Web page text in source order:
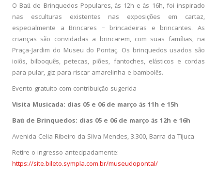
O Baú de Brinquedos Populares, às 12h e às 16h, foi inspirado
nas esculturas existentes nas exposições em cartaz,
especialmente a Brincares – brincadeiras e brincantes. As
crianças são convidadas a brincarem, com suas famílias, na
Praça-Jardim do Museu do Pontaç. Os brinquedos usados são
ioiôs, bilboquês, petecas, piões, fantoches, elásticos e cordas
para pular, giz para riscar amarelinha e bambolês.
Evento gratuito com contribuição sugerida
Visita Musicada: dias 05 e 06 de março às 11h e 15h
Baú de Brinquedos: dias 05 e 06 de março às 12h e 16h
Avenida Celia Ribeiro da Silva Mendes, 3.300, Barra da Tijuca
Retire o ingresso antecipadamente:
https://site.bileto.sympla.com.br/museudopontal/